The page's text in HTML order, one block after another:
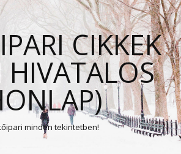
CIKKEK
HIVATALOS
minden tekintetben!